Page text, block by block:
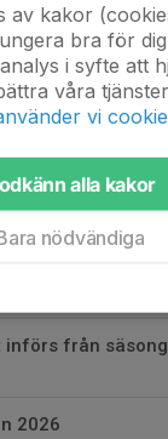
3 resultat
på klubbkläder!
införs från
2026
av kakor
bra för
i syfte att
våra
vi
alla kakor
nödvändiga